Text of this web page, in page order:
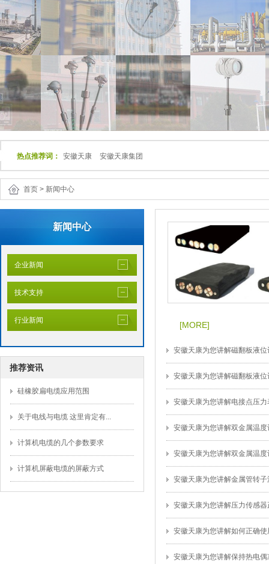
热点推荐词： 安徽天康 安徽天康集团
首页 > 新闻中心
新闻中心
企业新闻
技术支持
行业新闻
推荐资讯
硅橡胶扁电缆应用范围
关于电线与电缆 这里肯定有...
计算机电缆的几个参数要求
计算机屏蔽电缆的屏蔽方式
[MORE]
安徽天康为您讲解磁翻板液
安徽天康为您讲解磁翻板液
安徽天康为您讲解电接点压
安徽天康为您讲解双金属温
安徽天康为您讲解双金属温
安徽天康为您讲解金属管转
安徽天康为您讲解压力传感
安徽天康为您讲解如何正确
安徽天康为您讲解保持热电